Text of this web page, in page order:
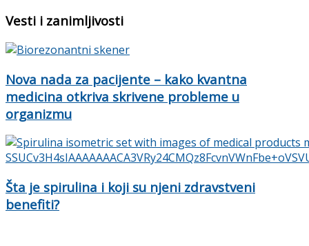
Vesti i zanimljivosti
Nova nada za pacijente – kako kvantna
medicina otkriva skrivene probleme u
organizmu
Šta je spirulina i koji su njeni zdravstveni
benefiti?